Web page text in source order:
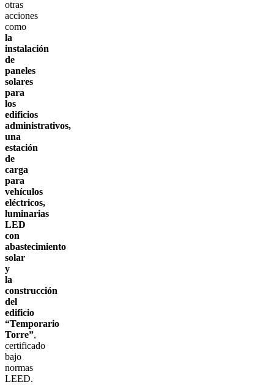
otras
acciones
como
la
instalación
de
paneles
solares
para
los
edificios
administrativos,
una
estación
de
carga
para
vehículos
eléctricos,
luminarias
LED
con
abastecimiento
solar
y
la
construcción
del
edificio
“Temporario
Torre”,
certificado
bajo
normas
LEED.